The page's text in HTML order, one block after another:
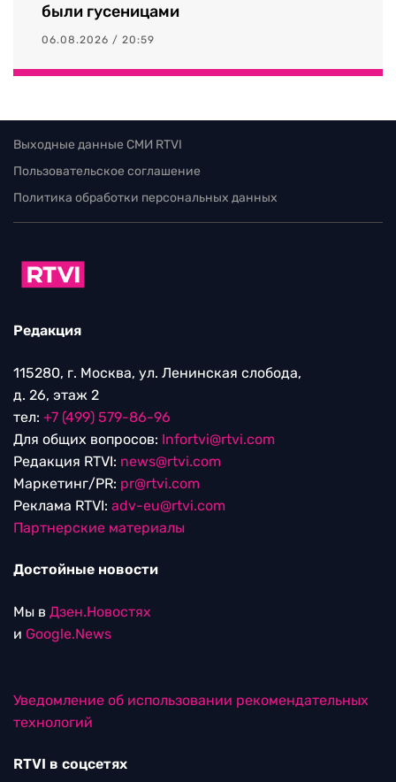
были гусеницами
06.08.2026 / 20:59
Выходные данные СМИ RTVI
Пользовательское соглашение
Политика обработки персональных данных
Редакция
115280, г. Москва, ул. Ленинская слобода,
д. 26, этаж 2
тел: +7 (499) 579-86-96
Для общих вопросов: Infortvi@rtvi.com
Редакция RTVI: news@rtvi.com
Маркетинг/PR: pr@rtvi.com
Реклама RTVI: adv-eu@rtvi.com
Партнерские материалы
Достойные новости
Мы в Дзен.Новостях
и Google.News
Уведомление об использовании рекомендательных
технологий
RTVI в соцсетях